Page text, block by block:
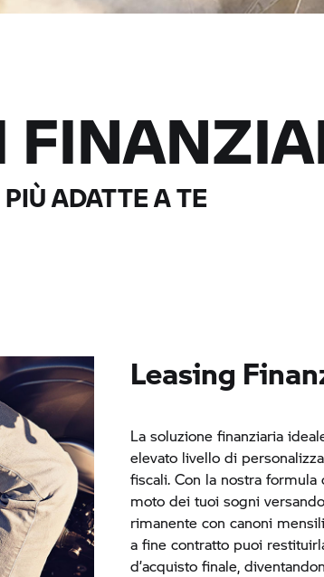
ADATTE A TE
Leasing
La soluzione finanziaria
elevato livello di
fiscali. Con la nostra
moto dei tuoi sogni
rimanente con canoni
a fine contratto puoi
d’acquisto finale,